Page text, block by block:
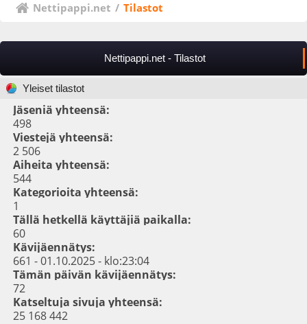
Nettipappi.net / Tilastot
Nettipappi.net - Tilastot
Yleiset tilastot
Jäseniä yhteensä:
498
Viestejä yhteensä:
2 506
Aiheita yhteensä:
544
Kategorioita yhteensä:
1
Tällä hetkellä käyttäjiä paikalla:
60
Kävijäennätys:
661 - 01.10.2025 - klo:23:04
Tämän päivän kävijäennätys:
72
Katseltuja sivuja yhteensä:
25 168 442